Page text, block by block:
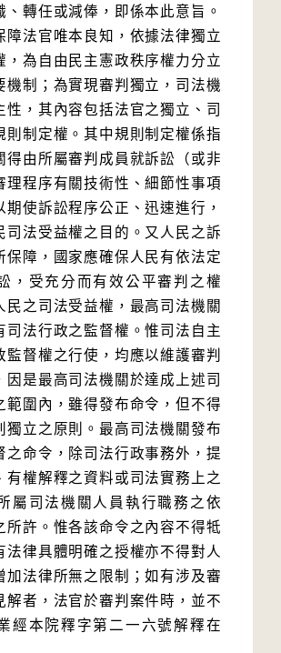
、轉任或減俸，即係本此意旨。
障法官唯本良知，依據法律獨立
，為自由民主憲政秩序權力分立
機制；為實現審判獨立，司法機
性，其內容包括法官之獨立、司
則制定權。其中規則制定權係指
得由所屬審判成員就訴訟（或非
理程序有關技術性、細節性事項
期使訴訟程序公正、迅速進行，
司法受益權之目的。又人民之訴
保障，國家應確保人民有依法定
，受充分而有效公平審判之權
民之司法受益權，最高司法機關
司法行政之監督權。惟司法自主
監督權之行使，均應以維護審判
因是最高司法機關於達成上述司
範圍內，雖得發布命令，但不得
獨立之原則。最高司法機關發布
之命令，除司法行政事務外，提
有權解釋之資料或司法實務上之
屬司法機關人員執行職務之依
所許。惟各該命令之內容不得牴
法律具體明確之授權亦不得對人
加法律所無之限制；如有涉及審
解者，法官於審判案件時，並不
經本院釋字第二一六號解釋在